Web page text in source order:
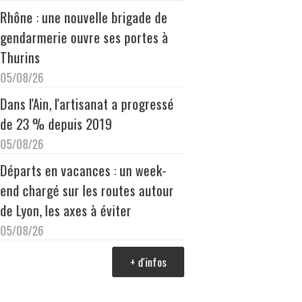
Rhône : une nouvelle brigade de
gendarmerie ouvre ses portes à
Thurins
05/08/26
Dans l'Ain, l'artisanat a progressé
de 23 % depuis 2019
05/08/26
Départs en vacances : un week-
end chargé sur les routes autour
de Lyon, les axes à éviter
05/08/26
+ d'infos